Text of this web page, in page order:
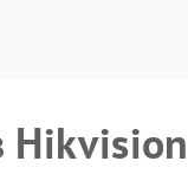
Hikvision